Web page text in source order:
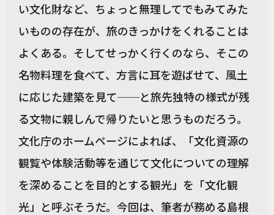
い文化財など、ちょっと無理してでもみてみた
いものの存在が、旅のきっかけをくれることは
よくある。そしてせっかく行くのなら、そこの
名物料理を食べて、方言に耳を遊ばせて、風土
に応じた建築を見て──と旅先独特の様式が残
る文物に親しんで帰りたいと思うものだろう。
文化庁のホームページによれば、「文化資源の
観覧や体験活動等を通じて文化についての理解
を深めることを目的とする観光」を「文化観
光」と呼ぶそうだ。今回は、筆者が務める島根